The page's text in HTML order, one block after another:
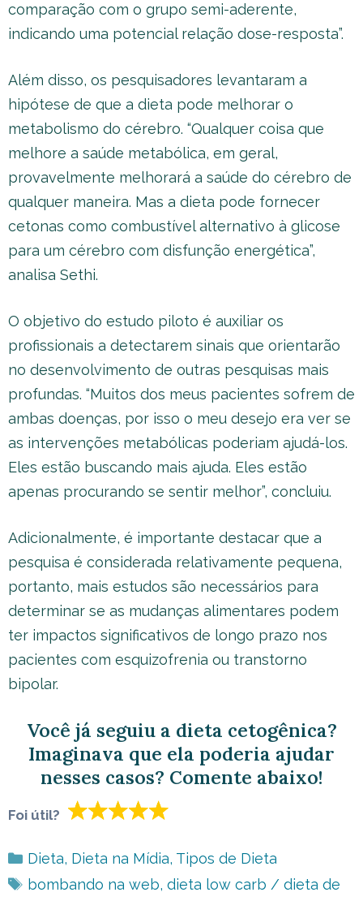
comparação com o grupo semi-aderente,
indicando uma potencial relação dose-resposta”.
Além disso, os pesquisadores levantaram a
hipótese de que a dieta pode melhorar o
metabolismo do cérebro. “Qualquer coisa que
melhore a saúde metabólica, em geral,
provavelmente melhorará a saúde do cérebro de
qualquer maneira. Mas a dieta pode fornecer
cetonas como combustível alternativo à glicose
para um cérebro com disfunção energética”,
analisa Sethi.
O objetivo do estudo piloto é auxiliar os
profissionais a detectarem sinais que orientarão
no desenvolvimento de outras pesquisas mais
profundas. “Muitos dos meus pacientes sofrem de
ambas doenças, por isso o meu desejo era ver se
as intervenções metabólicas poderiam ajudá-los.
Eles estão buscando mais ajuda. Eles estão
apenas procurando se sentir melhor”, concluiu.
Adicionalmente, é importante destacar que a
pesquisa é considerada relativamente pequena,
portanto, mais estudos são necessários para
determinar se as mudanças alimentares podem
ter impactos significativos de longo prazo nos
pacientes com esquizofrenia ou transtorno
bipolar.
Você já seguiu a dieta cetogênica?
Imaginava que ela poderia ajudar
nesses casos? Comente abaixo!
Foi útil?
Categorias
Dieta, Dieta na Mídia, Tipos de Dieta
Tags
bombando na web, dieta low carb / dieta de